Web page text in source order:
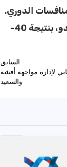
الدوري.
وكان فريق سيدات اليد بالأهلي قد فاز في المباراة الماضية أمام فريق هليوليدو، بنتيجة 40-
السابق
لإدارة مواجهة أفشة
والسعيد